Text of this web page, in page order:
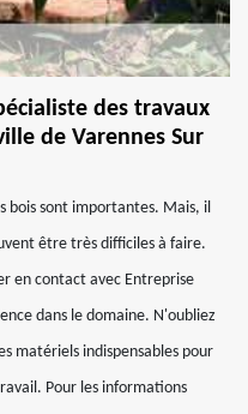
des travaux
de Varennes Sur
bois sont importantes. Mais, il
être très difficiles à faire.
en contact avec Entreprise
dans le domaine. N'oubliez
matériels indispensables pour
Pour les informations